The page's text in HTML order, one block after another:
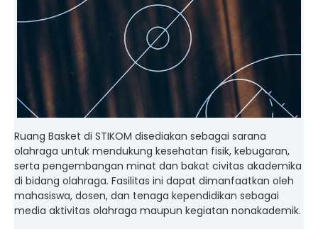
Ruang Basket di STIKOM disediakan sebagai sarana
olahraga untuk mendukung kesehatan fisik, kebugaran,
serta pengembangan minat dan bakat civitas akademika
di bidang olahraga. Fasilitas ini dapat dimanfaatkan oleh
mahasiswa, dosen, dan tenaga kependidikan sebagai
media aktivitas olahraga maupun kegiatan nonakademik.